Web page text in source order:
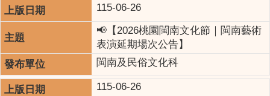
115-06-26
📢【2026桃園閩南文化節｜閩南藝術
表演延期場次公告】
閩南及民俗文化科
115-06-26